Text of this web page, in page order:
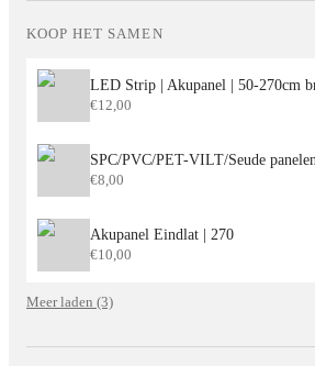
KOOP HET SAMEN
€12,00
€8,00
Akupanel Eindlat | 270
€10,00
Meer laden (3)